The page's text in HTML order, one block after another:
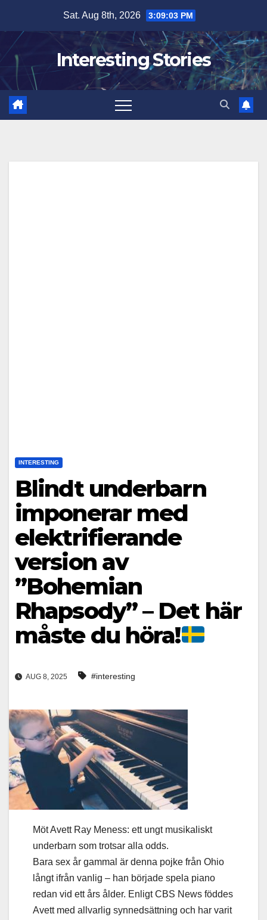
content
Sat. Aug 8th, 2026 3:09:04 PM
Interesting Stories
INTERESTING
Blindt underbarn
imponerar med
elektrifierande
version av
”Bohemian
Rhapsody” – Det här
måste du höra!
AUG 8, 2025 #interesting
Möt Avett Ray Meness: ett ungt musikaliskt
underbarn som trotsar alla odds.
Bara sex år gammal är denna pojke från Ohio
långt ifrån vanlig – han började spela piano
redan vid ett års ålder. Enligt CBS News föddes
Avett med allvarlig synnedsättning och har varit